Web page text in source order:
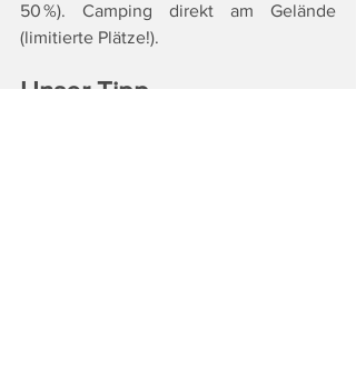
50 %). Camping direkt am Gelände
(limitierte Plätze!).
Unser Tipp